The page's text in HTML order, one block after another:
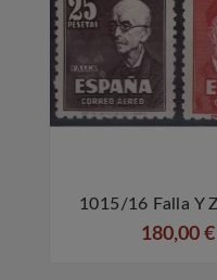
 
1015/16 Falla Y
180,00 €